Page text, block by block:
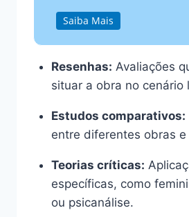
Saiba Mais
Resenhas: Avaliações
situar a obra no cenário
Estudos comparativos:
entre diferentes obras e
Teorias críticas:
específicas, como
ou psicanálise.